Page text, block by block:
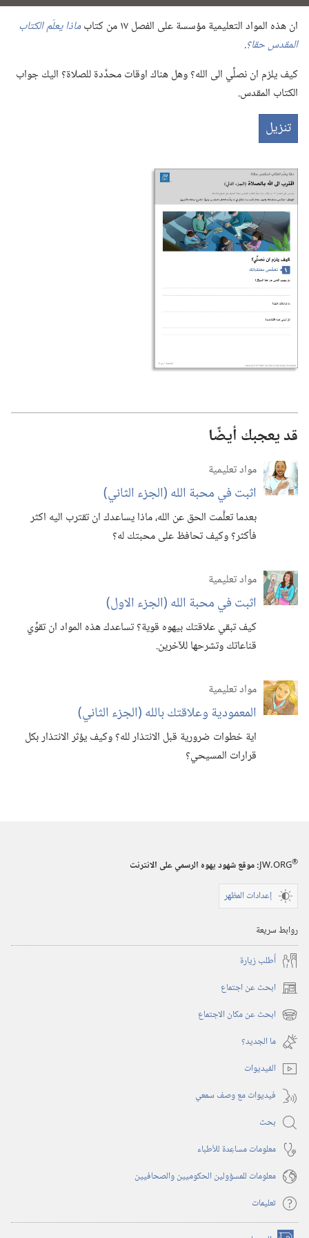
ان هذه المواد التعليمية مؤسسة على الفصل ١٧ من كتاب
ماذا يعلّم الكتاب
المقدس حقا؟‏‏.‏
كيف يلزم ان نصلِّي الى الله؟‏ وهل هناك اوقات محدَّدة للصلاة؟‏ اليك جواب
الكتاب المقدس.‏
تنزيل
قد يعجبك أيضًا
مواد تعليمية
اثبت في محبة الله (‏الجزء الثاني)‏
بعدما تعلَّمت الحق عن الله،‏ ماذا يساعدك ان تقترب اليه اكثر
فأكثر؟‏ وكيف تحافظ على محبتك له؟‏
مواد تعليمية
اثبت في محبة الله (‏الجزء الاول)‏
كيف تبقي علاقتك بيهوه قوية؟‏ تساعدك هذه المواد ان تقوِّي
قناعاتك وتشرحها للآخرين.‏
مواد تعليمية
المعمودية وعلاقتك بالله (‏الجزء الثاني)‏
اية خطوات ضرورية قبل الانتذار لله؟‏ وكيف يؤثر الانتذار بكل
قرارات المسيحي؟‏
JW.ORG®
:‏ موقع شهود يهوه الرسمي على الانترنت
إعدادات المظهر
روابط سريعة
أُطلب زيارة
ابحث عن اجتماع (يفتح
نافذة
جديدة)
ابحث عن مكان الاجتماع (يفتح
نافذة
جديدة)
ما الجديد؟‏
الفيديوات
فيديوات مع وصف سمعي
بحث
معلومات مساعِدة للأطباء
معلومات للمسؤولين الحكوميين والصحافيين
تعليمات